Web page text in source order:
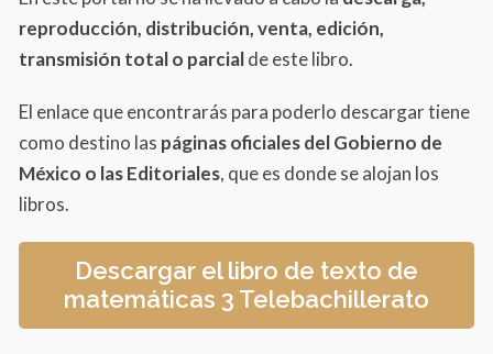
reproducción, distribución, venta, edición,
transmisión total o parcialde este libro.
El enlace que encontrarás para poderlo descargar tiene
como destino las páginas oficiales del Gobierno de
México o las Editoriales, que es donde se alojan los
libros.
Descargar el libro de texto de
matemáticas 3 Telebachillerato